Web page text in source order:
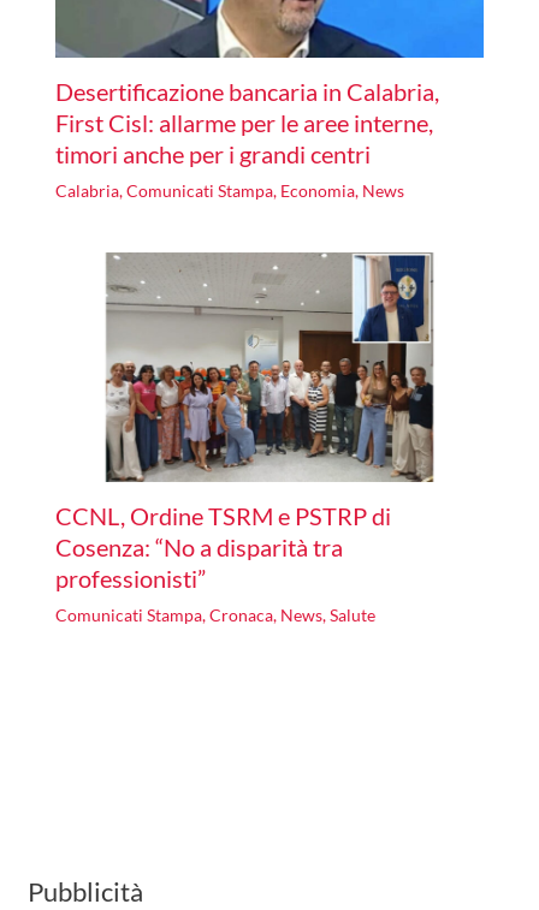
Desertificazione bancaria in Calabria,
First Cisl: allarme per le aree interne,
timori anche per i grandi centri
Calabria,Comunicati Stampa, Economia, News
CCNL, Ordine TSRM e PSTRP di
Cosenza: “No a disparità tra
professionisti”
Comunicati Stampa,Cronaca, News,Salute
Pubblicità